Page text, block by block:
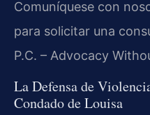
Comuníquese con
para solicitar una
P.C. – Advocacy
La Defensa de
Condado de Louisa